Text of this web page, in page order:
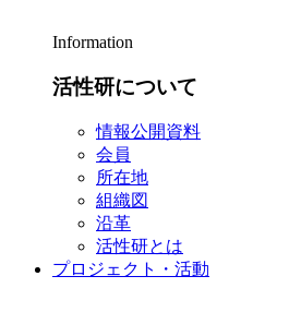
Information
活性研について
情報公開資料
会員
所在地
組織図
沿革
活性研とは
プロジェクト・活動